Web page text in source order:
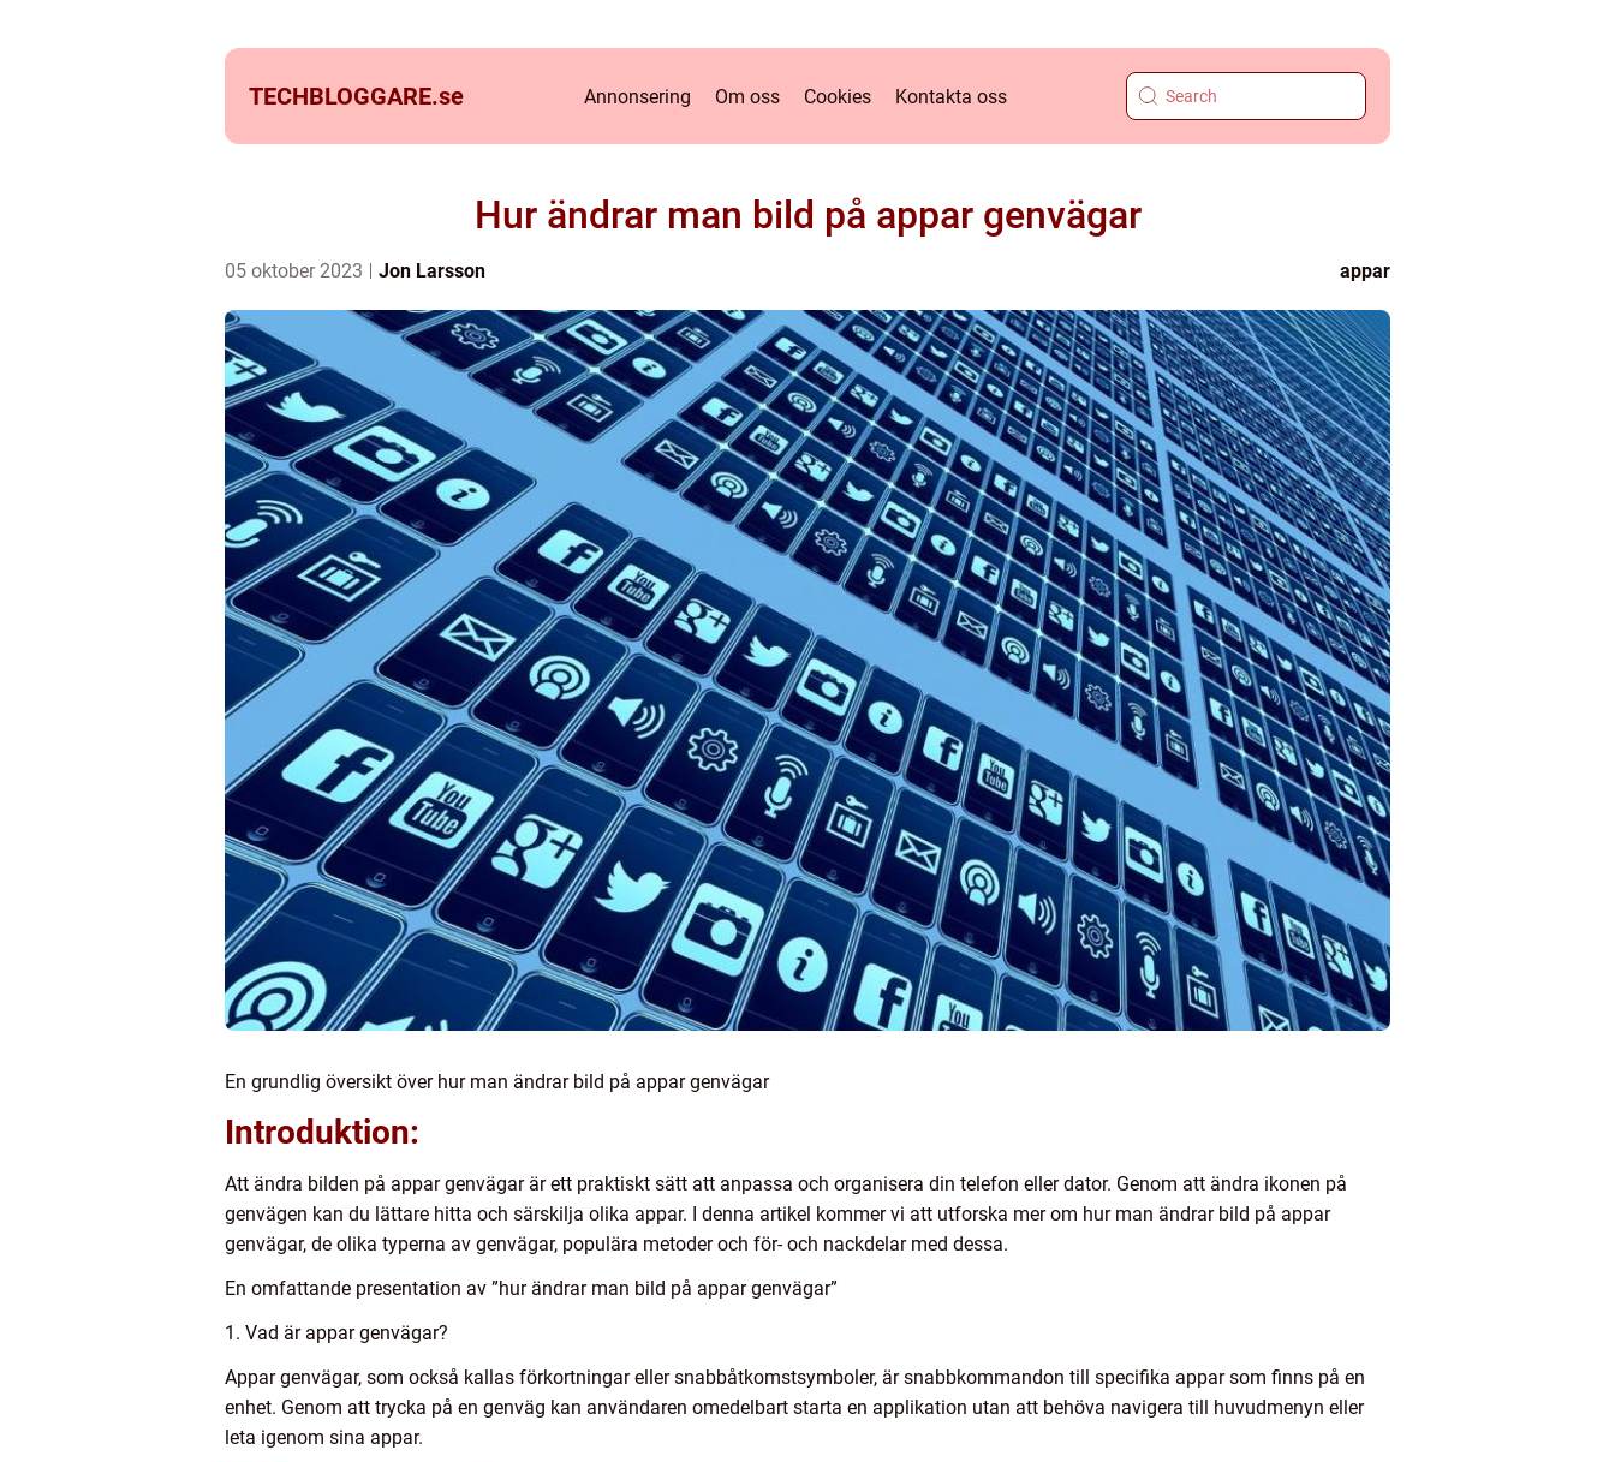
TECHBLOGGARE.se Annonsering Om oss Cookies Kontakta oss
Hur ändrar man bild på appar genvägar
05 oktober 2023 Jon Larsson appar
En grundlig översikt över hur man ändrar bild på appar genvägar
Introduktion:
Att ändra bilden på appar genvägar är ett praktiskt sätt att anpassa och organisera din telefon eller dator. Genom att ändra ikonen på
genvägen kan du lättare hitta och särskilja olika appar. I denna artikel kommer vi att utforska mer om hur man ändrar bild på appar
genvägar, de olika typerna av genvägar, populära metoder och för- och nackdelar med dessa.
En omfattande presentation av ”hur ändrar man bild på appar genvägar”
1. Vad är appar genvägar?
Appar genvägar, som också kallas förkortningar eller snabbåtkomstsymboler, är snabbkommandon till specifika appar som finns på en
enhet. Genom att trycka på en genväg kan användaren omedelbart starta en applikation utan att behöva navigera till huvudmenyn eller
leta igenom sina appar.